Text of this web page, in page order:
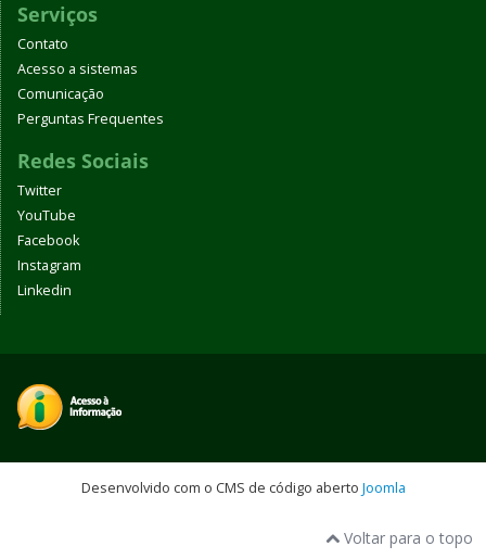
Serviços
Contato
Acesso a sistemas
Comunicação
Perguntas Frequentes
Redes Sociais
Twitter
YouTube
Facebook
Instagram
Linkedin
Desenvolvido com o CMS de código aberto Joomla
Voltar para o topo